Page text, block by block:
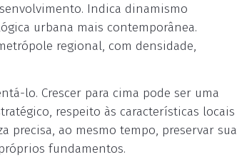
Indica dinamismo
urbana mais contemporânea.
regional, com densidade,
lo. Crescer para cima pode ser uma
respeito às características locais
precisa, ao mesmo tempo, preservar sua
fundamentos.